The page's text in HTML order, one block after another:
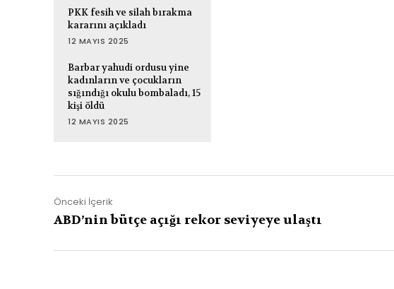
PKK fesih ve silah bırakma
kararını açıkladı
12 MAYIS 2025
Barbar yahudi ordusu yine
kadınların ve çocukların
sığındığı okulu bombaladı, 15
kişi öldü
12 MAYIS 2025
Önceki İçerik
ABD’nin bütçe açığı rekor seviyeye ulaştı